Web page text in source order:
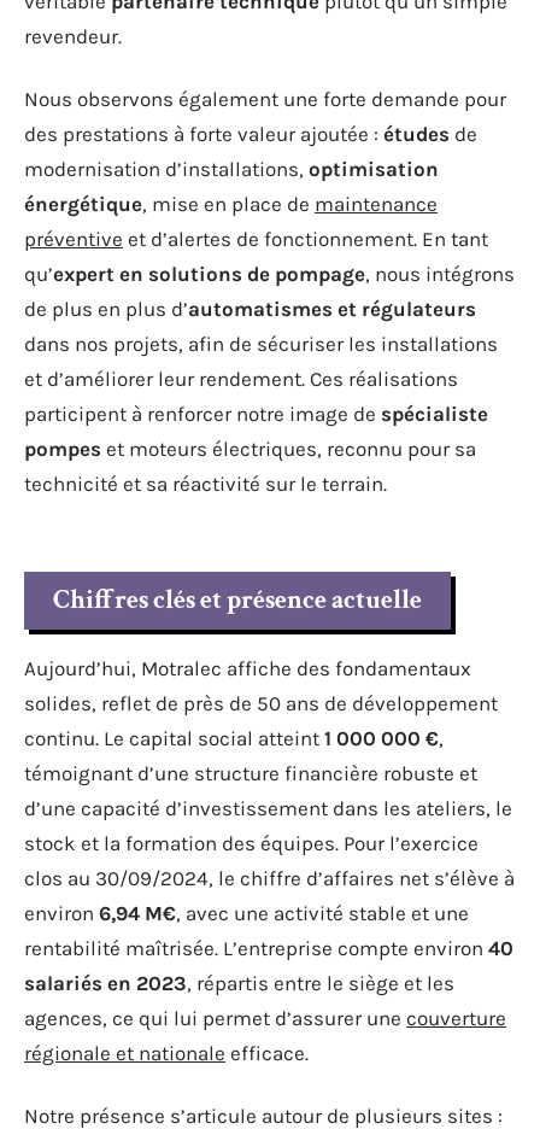
revendeur.
Nous observons également une forte demande pour
des prestations à forte valeur ajoutée : études de
modernisation d’installations, optimisation
énergétique, mise en place de maintenance
préventive et d’alertes de fonctionnement. En tant
qu’expert en solutions de pompage, nous intégrons
de plus en plus d’automatismes et régulateurs
dans nos projets, afin de sécuriser les installations
et d’améliorer leur rendement. Ces réalisations
participent à renforcer notre image de spécialiste
pompes et moteurs électriques, reconnu pour sa
technicité et sa réactivité sur le terrain.
Chiffres clés et présence actuelle
Aujourd’hui, Motralec affiche des fondamentaux
solides, reflet de près de 50 ans de développement
continu. Le capital social atteint 1 000 000 €,
témoignant d’une structure financière robuste et
d’une capacité d’investissement dans les ateliers, le
stock et la formation des équipes. Pour l’exercice
clos au 30/09/2024, le chiffre d’affaires net s’élève à
environ 6,94 M€, avec une activité stable et une
rentabilité maîtrisée. L’entreprise compte environ 40
salariés en 2023, répartis entre le siège et les
agences, ce qui lui permet d’assurer une couverture
régionale et nationale efficace.
Notre présence s’articule autour de plusieurs sites :